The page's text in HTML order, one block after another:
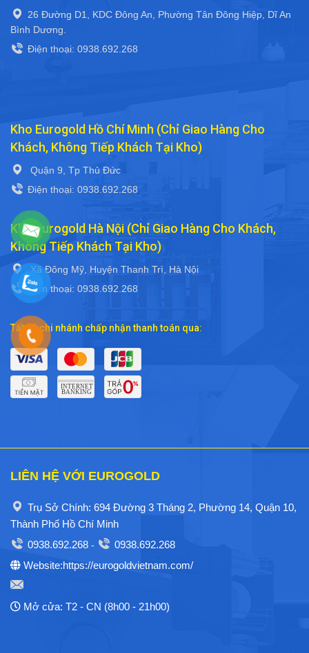
26 Đường D1, KDC Đông An, Phường Tân Đông Hiệp, Dĩ An
Bình Dương.
Điện thoại: 0938.692.268
Kho Eurogold Hồ Chí Minh (Chỉ Giao Hàng Cho
Khách, Không Tiếp Khách Tại Kho)
Quận 9, Tp Thủ Đức
Điện thoại: 0938.692.268
Kho Eurogold Hà Nội (Chỉ Giao Hàng Cho Khách,
Không Tiếp Khách Tại Kho)
Xã Đông Mỹ, Huyện Thanh Trì, Hà Nội
Điện thoại: 0938.692.268
Tất cả chi nhánh chấp nhận thanh toán qua:
LIÊN HỆ VỚI EUROGOLD
Trụ Sở Chính: 694 Đường 3 Tháng 2, Phường 14, Quận 10,
Thành Phố Hồ Chí Minh
0938.692.268 -
0938.692.268
Website:https://eurogoldvietnam.com/
Mở cửa: T2 - CN (8h00 - 21h00)